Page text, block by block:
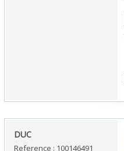
‎DUC‎
Reference : 100146491